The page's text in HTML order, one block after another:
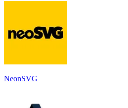
NeonSVG